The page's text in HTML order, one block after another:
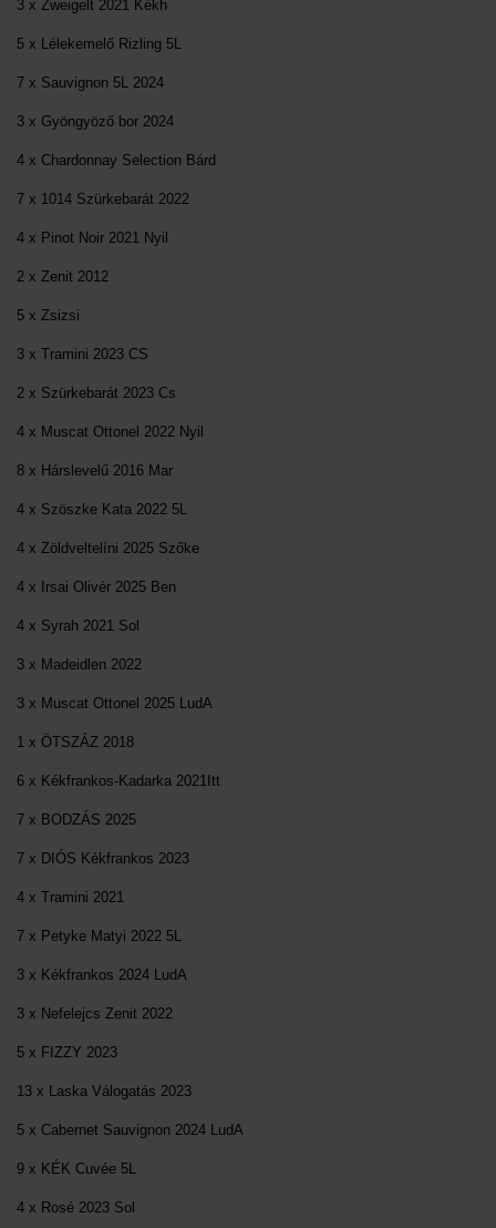
3 x Zweigelt 2021 Kékh
5 x Lélekemelő Rizling 5L
7 x Sauvignon 5L 2024
3 x Gyöngyöző bor 2024
4 x Chardonnay Selection Bárd
7 x 1014 Szürkebarát 2022
4 x Pinot Noir 2021 Nyil
2 x Zenit 2012
5 x Zsizsi
3 x Tramini 2023 CS
2 x Szürkebarát 2023 Cs
4 x Muscat Ottonel 2022 Nyil
8 x Hárslevelű 2016 Mar
4 x Szöszke Kata 2022 5L
4 x Zöldveltelíni 2025 Szőke
4 x Irsai Olivér 2025 Ben
4 x Syrah 2021 Sol
3 x Madeidlen 2022
3 x Muscat Ottonel 2025 LudA
1 x ÖTSZÁZ 2018
6 x Kékfrankos-Kadarka 2021Itt
7 x BODZÁS 2025
7 x DIÓS Kékfrankos 2023
4 x Tramini 2021
7 x Petyke Matyi 2022 5L
3 x Kékfrankos 2024 LudA
3 x Nefelejcs Zenit 2022
5 x FIZZY 2023
13 x Laska Válogatás 2023
5 x Cabernet Sauvignon 2024 LudA
9 x KÉK Cuvée 5L
4 x Rosé 2023 Sol